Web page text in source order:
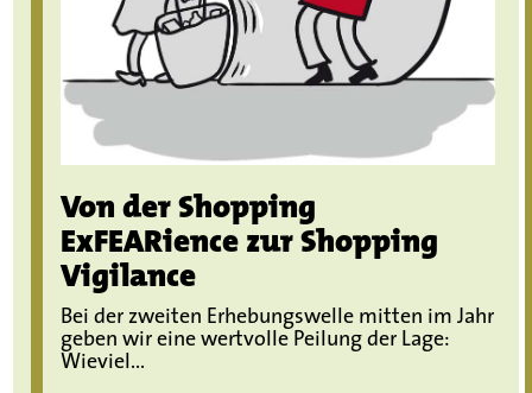
Von der Shopping
ExFEARience zur Shopping
Vigilance
Bei der zweiten Erhebungswelle mitten im Jahr
geben wir eine wertvolle Peilung der Lage:
Wieviel...